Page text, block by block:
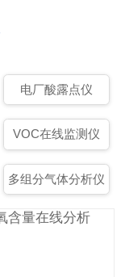
电厂酸露点仪
VOC在线监测仪
多组分气体分析仪